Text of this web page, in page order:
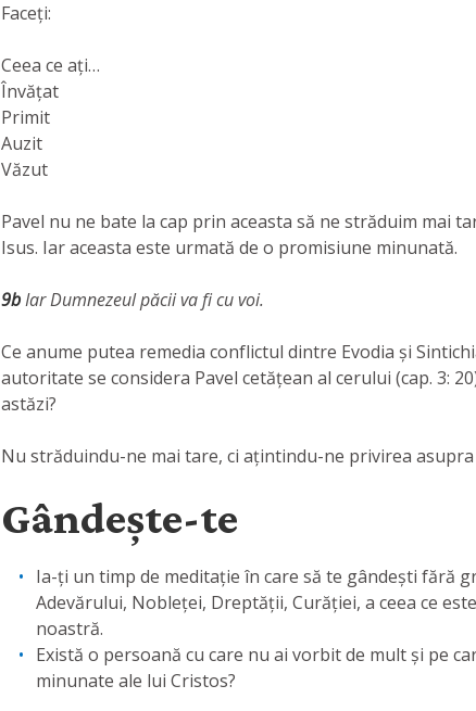
Faceți:
Ceea ce ați…
Învățat
Primit
Auzit
Văzut
Pavel nu ne bate la cap prin aceasta să ne străduim mai
Isus. Iar aceasta este urmată de o promisiune minunată.
9bIar Dumnezeul păcii va fi cu voi.
Ce anume putea remedia conflictul dintre Evodia și
autoritate se considera Pavel cetățean al cerului (cap. 3:
astăzi?
Nu străduindu-ne mai tare, ci ațintindu-ne privirea
Gândește-te
Ia-ți un timp de meditație în care să te gândești fără
Adevărului, Nobleței, Dreptății, Curăției, a ceea ce
noastră.
Există o persoană cu care nu ai vorbit de mult și pe
minunate ale lui Cristos?